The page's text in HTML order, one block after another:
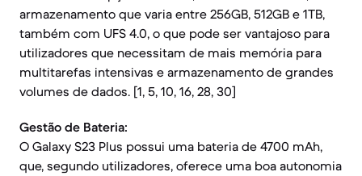
armazenamento que varia entre 256GB, 512GB e 1TB,
também com UFS 4.0, o que pode ser vantajoso para
utilizadores que necessitam de mais memória para
multitarefas intensivas e armazenamento de grandes
volumes de dados. [1, 5, 10, 16, 28, 30]
Gestão de Bateria:
O Galaxy S23 Plus possui uma bateria de 4700 mAh,
que, segundo utilizadores, oferece uma boa autonomia